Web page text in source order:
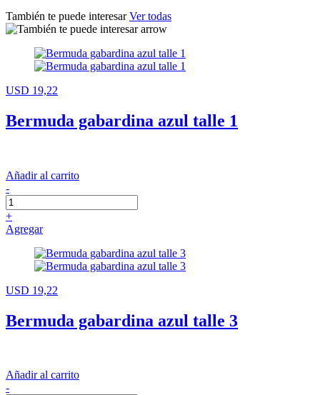
También te puede interesarVer todas
USD 19,22
Bermuda gabardina azul talle 1
Añadir al carrito
-
+
Agregar
USD 19,22
Bermuda gabardina azul talle 3
Añadir al carrito
-